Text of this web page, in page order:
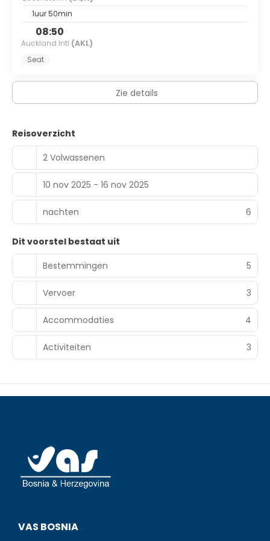
delicatessen kunt proeven en kunt genieten van de
vriendelijke Kiwi-gastvrijheid.
Of u nu een avonturier, een natuurliefhebber bent, of
gewoon op zoek bent naar een vredige ontsnapping,
Glenorchy belooft een reiservaring die u nooit zult
buitenavonturen en warme, gastvrije gemeenschap,
wacht dit juweel van Nieuw-Zeeland om ontdekt te
worden. Kom en verlies uzelf in de magie van Glenorchy.
1uur 50min
08:50
Auckland Intl (AKL)
Seat
Zie details
Reisoverzicht
2 Volwassenen
10 nov 2025 - 16 nov 2025
nachten 6
Dit voorstel bestaat uit
Bestemmingen
5
Vervoer 3
Accommodaties 4
Activiteiten 3
VAS BOSNIA